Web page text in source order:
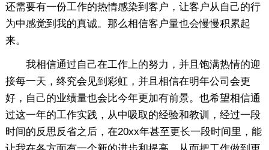
还需要有一份工作的热情感染到客户，让客户从自己的行
为中感觉到我的真诚。那么相信客户量也会慢慢积累起
来。
我相信通过自己在工作上的努力，并且饱满热情的迎
接每一天，终究会见到彩虹，并且相信在明年公司会更
好，自己的业绩量也会比今年更加有前景。也希望相信通
过这一年的工作实践，从中吸取的经验和教训，经过一段
时间的反思反省之后，在20xx年甚至更长一段时间里，能